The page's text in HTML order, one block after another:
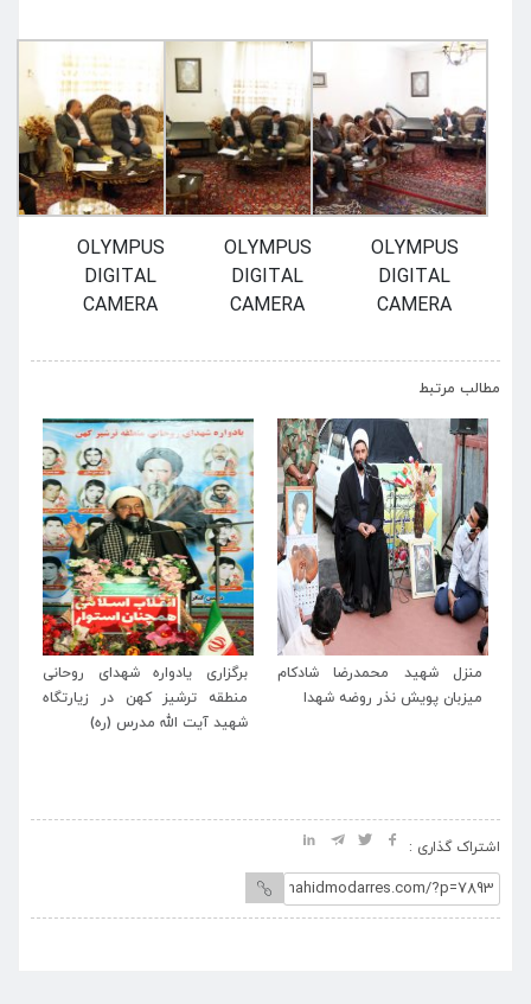
OLYMPUS
DIGITAL
CAMERA
OLYMPUS
DIGITAL
CAMERA
OLYMPUS
DIGITAL
CAMERA
مطالب مرتبط
منزل شهید محمدرضا شادکام
میزبان پویش نذر روضه شهدا
برگزاری یادواره شهدای روحانی
منطقه ترشیز کهن در زیارتگاه
شهید آیت الله مدرس (ره)
اشتراک گذاری :